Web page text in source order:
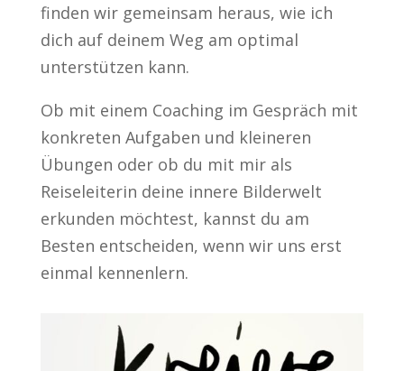
finden wir gemeinsam heraus, wie ich
dich auf deinem Weg am optimal
unterstützen kann.
Ob mit einem Coaching im Gespräch mit
konkreten Aufgaben und kleineren
Übungen oder ob du mit mir als
Reiseleiterin deine innere Bilderwelt
erkunden möchtest, kannst du am
Besten entscheiden, wenn wir uns erst
einmal kennenlern.